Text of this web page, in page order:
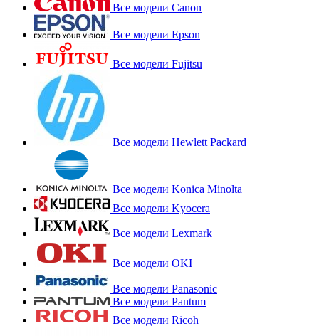
Все модели Canon
Все модели Epson
Все модели Fujitsu
Все модели Hewlett Packard
Все модели Konica Minolta
Все модели Kyocera
Все модели Lexmark
Все модели OKI
Все модели Panasonic
Все модели Pantum
Все модели Ricoh